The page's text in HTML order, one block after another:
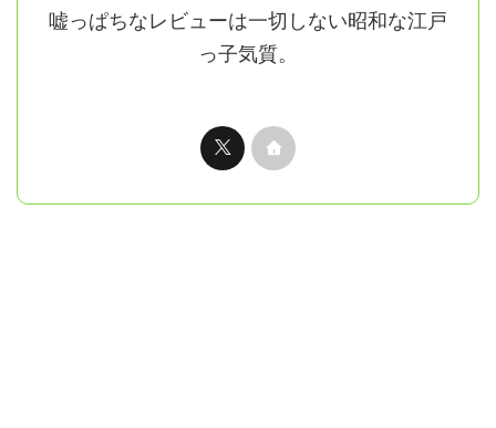
嘘っぱちなレビューは一切しない昭和な江戸
っ子気質。